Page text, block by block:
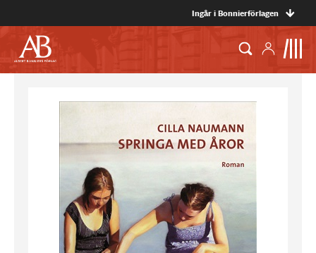
Ingår i Bonnierförlagen